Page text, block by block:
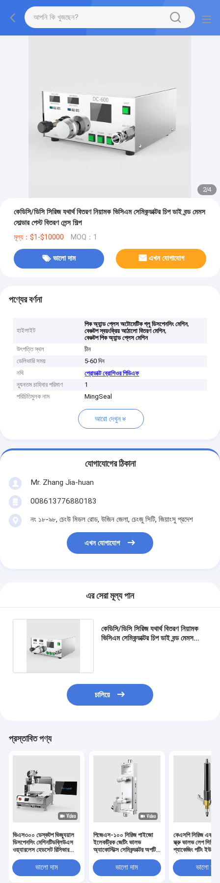
2/4
কেডিসি/ডিসি সিরিজ যথার্থ বিতরণ নিয়ামক ভিসিএম সেমিকন্ডাক্টর চিপ ডাই বন্ড মেমস
সোল্ডার পেস্ট বিতরণ লেন্স শিল্প
মূল্য：$1-$10000 MOQ：1
ভালো দাম এখন যোগাযোগ
পণ্যের বর্ণনা
হাইলাইট
পিক অ্যান্ড প্লেস অটোমেটিক গ্লু ডিসপেনসিং মেশিন,
বেঞ্চটপ স্বয়ংক্রিয় আঠালো বিতরণ মেশিন,
বেঞ্চটপ পিক অ্যান্ড প্লেস মেশিন
উৎপত্তি স্থল
চীন
ডেলিভারি সময়
5-60 দিন
নথি
প্রোডাক্ট ব্রোশিওর পিডিএফ
ন্যূনতম চাহিদার পরিমাণ
1
পরিচিতিমুলক নাম
MingSeal
আরো দেখুন
যোগাযোগের ঠিকানা
Mr. Zhang Jia-huan
008613776880183
নং ১৮-৯৮, চেংউ মিডল রোড, উজিন জেলা, চেংজু সিটি, জিয়াংসু প্রদেশ
এখন যোগাযোগ
এর সেরা মূল্য পান
কেডিসি/ডিসি সিরিজ যথার্থ বিতরণ নিয়ামক
ভিসিএম সেমিকন্ডাক্টর চিপ ডাই বন্ড মেমস
চালিয়ে
প্রস্তাবিত পণ্য
ভিএস৩০০ ডেস্কটপ ভিজ্যুয়াল
ডিসপেনসিং মেশিনটিডব্লিউএস
ওয়্যারলেস হেডসেট রিসিভার
মোটর এলসিএমভালো দাম
পিজেএস-১০০ সিরিজ পাইজো
ইলেকট্রিক জেটিং ভালভ
অ্যাকোস্টিক্স সেমিকন্ডাক্টর অপটিক্স
এনার্জি ব্যাটারিভালো দাম
কেএসপি সিরিজ একক
স্ক্রু ভালভ লেপ সিলিং
প্যাকেজিং পটিং ইউভি
ভালো দাম